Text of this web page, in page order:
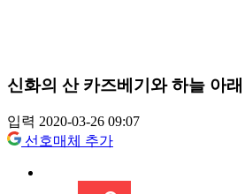
신화의 산 카즈베기와 하늘 아
입력 2020-03-26 09:07
선호매체 추가